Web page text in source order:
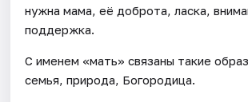
нужна мама, её доброта, ласка,
поддержка.
С именем «мать» связаны такие
семья, природа, Богородица.